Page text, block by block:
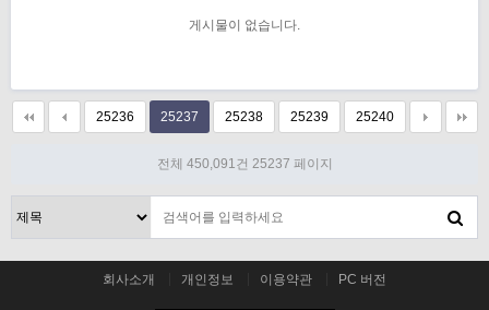
게시물이 없습니다.
25236 25237 25238 25239 25240
전체 450,091건 25237 페이지
회사소개 개인정보 이용약관 PC 버전